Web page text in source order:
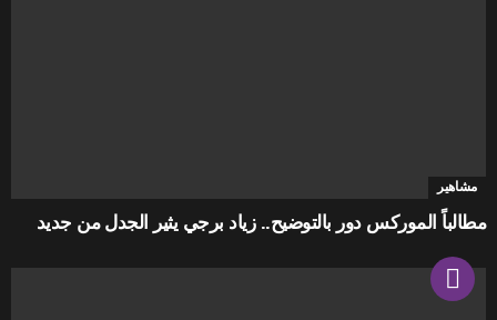
مشاهير
مطالباً الموركس دور بالتوضيح.. زياد برجي يثير الجدل من جديد